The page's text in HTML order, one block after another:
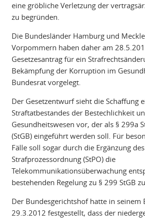
eine gröbliche Verletzung der
zu begründen.
Die Bundesländer Hamburg und
Vorpommern haben daher am
Gesetzesantrag für ein
Bekämpfung der Korruption im
Bundesrat vorgelegt.
Der Gesetzentwurf sieht die Schaffung
Straftatbestandes der Bestechlichkeit
Gesundheitswesen vor, der als § 299a
(StGB) eingeführt werden soll. Für
Fälle soll sogar durch die Ergänzung
Strafprozessordnung (StPO) die
Telekommunikationsüberwachung
bestehenden Regelung zu § 299 StGB
Der Bundesgerichtshof hatte in seinem
29.3.2012 festgestellt, dass der